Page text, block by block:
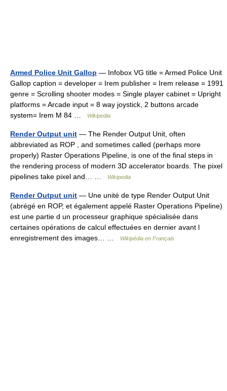
Armed Police Unit Gallop — Infobox VG title = Armed Police Unit
Gallop caption = developer = Irem publisher = Irem release = 1991
genre = Scrolling shooter modes = Single player cabinet = Upright
platforms = Arcade input = 8 way joystick, 2 buttons arcade
system= Irem M 84 …
Wikipedia
Render Output unit — The Render Output Unit, often
abbreviated as ROP , and sometimes called (perhaps more
properly) Raster Operations Pipeline, is one of the final steps in
the rendering process of modern 3D accelerator boards. The pixel
pipelines take pixel and… …
Wikipedia
Render Output unit — Une unité de type Render Output Unit
(abrégé en ROP, et également appelé Raster Operations Pipeline)
est une partie d un processeur graphique spécialisée dans
certaines opérations de calcul effectuées en dernier avant l
enregistrement des images… …
Wikipédia en Français